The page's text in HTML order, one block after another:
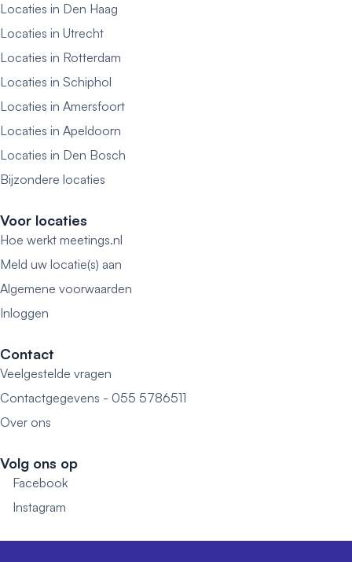
Locaties in Den Haag
Locaties in Utrecht
Locaties in Rotterdam
Locaties in Schiphol
Locaties in Amersfoort
Locaties in Apeldoorn
Locaties in Den Bosch
Bijzondere locaties
Voor locaties
Hoe werkt meetings.nl
Meld uw locatie(s) aan
Algemene voorwaarden
Inloggen
Contact
Veelgestelde vragen
Contactgegevens - 055 5786511
Over ons
Volg ons op
Facebook
Instagram